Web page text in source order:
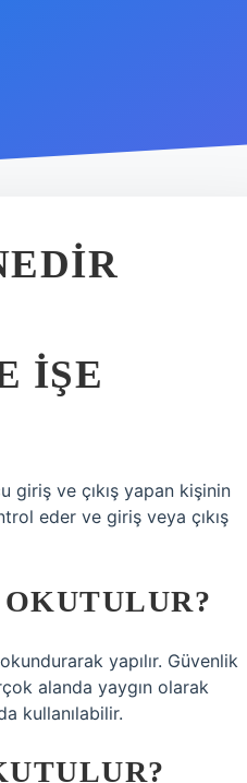
IŞE
ve çıkış yapan kişinin
eder ve giriş veya çıkış
yapılır. Güvenlik
alanda yaygın olarak
kullanılabilir.